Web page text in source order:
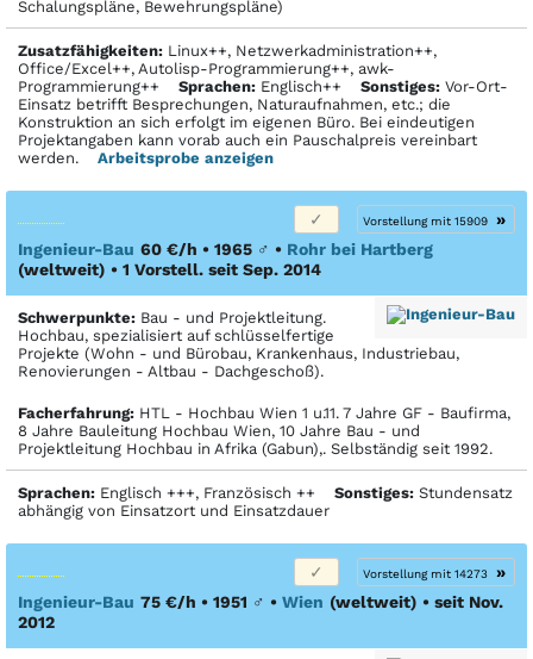
Schalungspläne, Bewehrungspläne)
Zusatzfähigkeiten: Linux++, Netzwerkadministration++,
Office/Excel++, Autolisp-Programmierung++, awk-
Programmierung++ Sprachen: Englisch++ Sonstiges: Vor-Ort-
Einsatz betrifft Besprechungen, Naturaufnahmen, etc.; die
Konstruktion an sich erfolgt im eigenen Büro. Bei eindeutigen
Projektangaben kann vorab auch ein Pauschalpreis vereinbart
werden. Arbeitsprobe anzeigen
Vorstellung mit 15909
»
Ingenieur-Bau 60 €/h • 1965 ♂ • Rohr bei Hartberg
(weltweit) • 1 Vorstell. seit Sep. 2014
Schwerpunkte: Bau - und Projektleitung.
Hochbau, spezialisiert auf schlüsselfertige
Projekte (Wohn - und Bürobau, Krankenhaus, Industriebau,
Renovierungen - Altbau - Dachgeschoß).
Facher­fahrung: HTL - Hochbau Wien 1 u.11. 7 Jahre GF - Baufirma,
8 Jahre Bauleitung Hochbau Wien, 10 Jahre Bau - und
Projektleitung Hochbau in Afrika (Gabun),. Selbständig seit 1992.
Sprachen: Englisch +++, Französisch ++ Sonstiges: Stundensatz
abhängig von Einsatzort und Einsatzdauer
Vorstellung mit 14273
»
Ingenieur-Bau 75 €/h • 1951 ♂ • Wien (weltweit) • seit Nov.
2012